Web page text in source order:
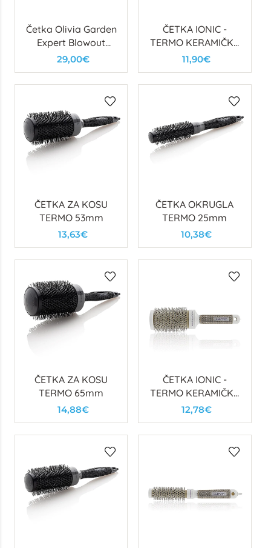
Četka Olivia Garden
Expert Blowout
Wavy Speed Gold 55
29,00€
ČETKA IONIC -
TERMO KERAMIČKA
(FI43)
11,90€
ČETKA ZA KOSU
TERMO 53mm
13,63€
ČETKA OKRUGLA
TERMO 25mm
10,38€
ČETKA ZA KOSU
TERMO 65mm
14,88€
ČETKA IONIC -
TERMO KERAMIČKA
(FI53)
12,78€